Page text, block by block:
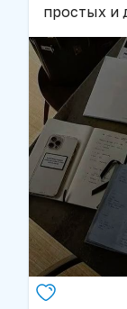
простых и